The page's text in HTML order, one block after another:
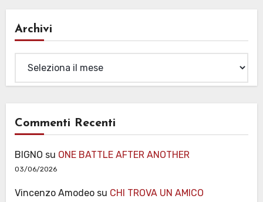
Archivi
Commenti Recenti
BIGNO su ONE BATTLE AFTER ANOTHER
03/06/2026
Vincenzo Amodeosu CHI TROVA UN AMICO